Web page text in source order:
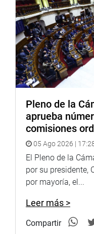
15:00
Comisión de
Banca e
Financiera
15:30
Congresista
Nayap Kinín
Pleno de la
aprueba
comisiones
05 Ago 2026 |
El Pleno de la
por su presidente,
por mayoría, el...
Leer más >
Compartir